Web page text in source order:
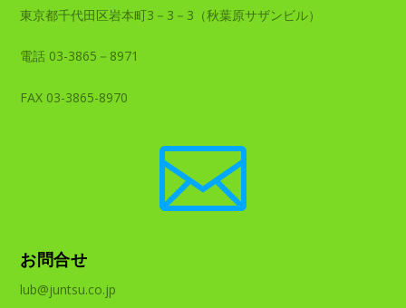
東京都千代田区岩本町3－3－3（秋葉原サザンビル）
電話 03-3865－8971
FAX 03-3865-8970

お問合せ
lub@juntsu.co.jp